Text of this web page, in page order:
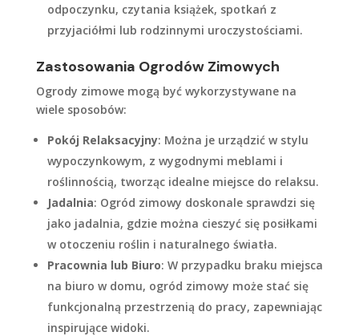
odpoczynku, czytania książek, spotkań z
przyjaciółmi lub rodzinnymi uroczystościami.
Zastosowania Ogrodów Zimowych
Ogrody zimowe mogą być wykorzystywane na
wiele sposobów:
Pokój Relaksacyjny: Można je urządzić w stylu
wypoczynkowym, z wygodnymi meblami i
roślinnością, tworząc idealne miejsce do relaksu.
Jadalnia: Ogród zimowy doskonale sprawdzi się
jako jadalnia, gdzie można cieszyć się posiłkami
w otoczeniu roślin i naturalnego światła.
Pracownia lub Biuro: W przypadku braku miejsca
na biuro w domu, ogród zimowy może stać się
funkcjonalną przestrzenią do pracy, zapewniając
inspirujące widoki.